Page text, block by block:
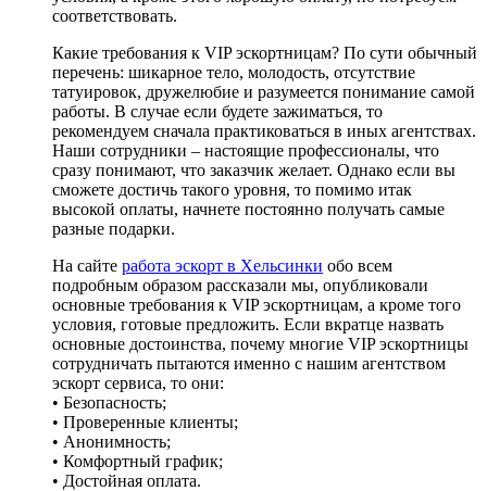
соответствовать.
Какие требования к VIP эскортницам? По сути обычный
перечень: шикарное тело, молодость, отсутствие
татуировок, дружелюбие и разумеется понимание самой
работы. В случае если будете зажиматься, то
рекомендуем сначала практиковаться в иных агентствах.
Наши сотрудники – настоящие профессионалы, что
сразу понимают, что заказчик желает. Однако если вы
сможете достичь такого уровня, то помимо итак
высокой оплаты, начнете постоянно получать самые
разные подарки.
На сайте работа эскорт в Хельсинки обо всем
подробным образом рассказали мы, опубликовали
основные требования к VIP эскортницам, а кроме того
условия, готовые предложить. Если вкратце назвать
основные достоинства, почему многие VIP эскортницы
сотрудничать пытаются именно с нашим агентством
эскорт сервиса, то они:
• Безопасность;
• Проверенные клиенты;
• Анонимность;
• Комфортный график;
• Достойная оплата.